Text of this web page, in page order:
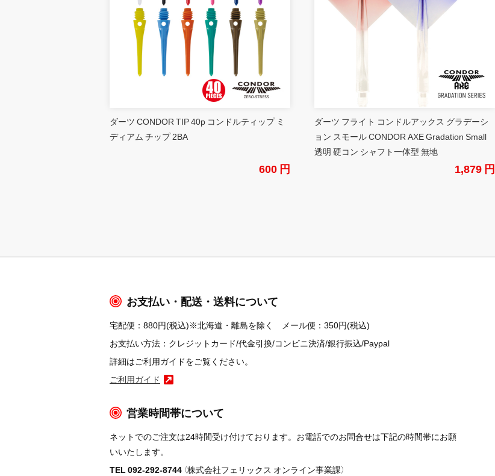
ダーツ CONDOR TIP 40p コンドルティップ ミ
ディアム チップ 2BA
600 円
ダーツ フライト コンドルアックス グラデーシ
ョン スモール CONDOR AXE Gradation Small
透明 硬コン シャフト一体型 無地
1,879 円
お支払い・配送・送料について
宅配便：880円(税込)※北海道・離島を除く メール便：350円(税込)
お支払い方法：クレジットカード/代金引換/コンビニ決済/銀行振込/Paypal
詳細はご利用ガイドをご覧ください。
ご利用ガイド
営業時間帯について
ネットでのご注文は24時間受け付けております。お電話でのお問合せは下記の時間帯にお願
いいたします。
TEL 092-292-8744 （株式会社フェリックス オンライン事業課）